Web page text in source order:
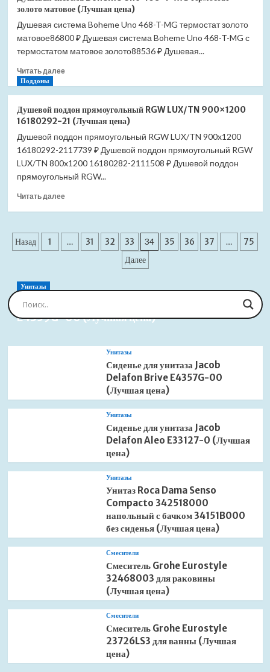
цена)
система
Boheme
Uno
468-
T-
термостат
матовый
цена)
золото матовое (Лучшая цена)
Душевая система Boheme Uno 468-T-MG термостат золото
матовое86800 ₽ Душевая система Boheme Uno 468-T-MG с
термостатом матовое золото88536 ₽ Душевая...
Читать далееПрочитать
система
Boheme
Uno
468-
T-
MG
золото
Поддоны
Душевой поддон прямоугольный RGW LUX/TN 900×1200
16180292-21 (Лучшая цена)
Душевой поддон прямоугольный RGW LUX/TN 900x1200
16180292-2117739 ₽ Душевой поддон прямоугольный RGW
LUX/TN 800x1200 16180282-2111508 ₽ Душевой поддон
прямоугольный RGW...
Читать далееПрочитать
поддон
прямоугольный
(Лучшая
Пагинация
Назад 1 … 31 32 33 34 35 36 37 …
75
Далее
Унитазы
Сиденье для унитаза Jacob Delafon Brive
E4359G-00 (Лучшая цена)
Унитазы
Сиденье для унитаза Jacob
Delafon Brive E4357G-00
(Лучшая цена)
Унитазы
Сиденье для унитаза Jacob
Delafon Aleo E33127-0 (Лучшая
цена)
Унитазы
Унитаз Roca Dama Senso
Compacto 342518000
напольный с бачком 34151B000
без сиденья (Лучшая цена)
Смесители
Смеситель Grohe Eurostyle
32468003 для раковины
(Лучшая цена)
Смесители
Смеситель Grohe Eurostyle
23726LS3 для ванны (Лучшая
цена)